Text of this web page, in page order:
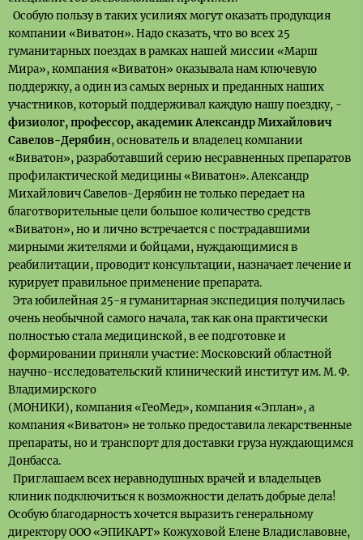
Особую пользу в таких усилиях могут оказать продукция
компании «Виватон». Надо сказать, что во всех 25
гуманитарных поездах в рамках нашей миссии «Марш
Мира», компания «Виватон» оказывала нам ключевую
поддержку, а один из самых верных и преданных наших
участников, который поддерживал каждую нашу поездку, -
физиолог, профессор, академик Александр Михайлович
Савелов-Дерябин, основатель и владелец компании
«Виватон», разработавший серию несравненных препаратов
профилактической медицины «Виватон». Александр
Михайлович Савелов-Дерябин не только передает на
благотворительные цели большое количество средств
«Виватон», но и лично встречается с пострадавшими
мирными жителями и бойцами, нуждающимися в
реабилитации, проводит консультации, назначает лечение и
курирует правильное применение препарата.
Эта юбилейная 25-я гуманитарная экспедиция получилась
очень необычной самого начала, так как она практически
полностью стала медицинской, в ее подготовке и
формировании приняли участие: Московский областной
научно-исследовательский клинический институт им. М. Ф.
Владимирского
(МОНИКИ), компания «ГеоМед», компания «Эплан», а
компания «Виватон» не только предоставила лекарственные
препараты, но и транспорт для доставки груза нуждающимся
Донбасса.
Приглашаем всех неравнодушных врачей и владельцев
клиник подключиться к возможности делать добрые дела!
Особую благодарность хочется выразить генеральному
директору ООО «ЭПИКАРТ» Кожуховой Елене Владиславовне,